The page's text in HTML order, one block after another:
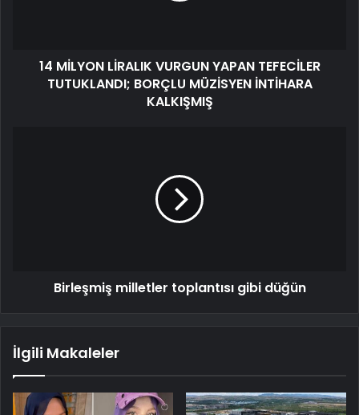
14 MİLYON LİRALIK VURGUN YAPAN TEFECİLER
TUTUKLANDI; BORÇLU MÜZİSYEN İNTİHARA
KALKIŞMIŞ
Birleşmiş milletler toplantısı gibi düğün
İlgili Makaleler